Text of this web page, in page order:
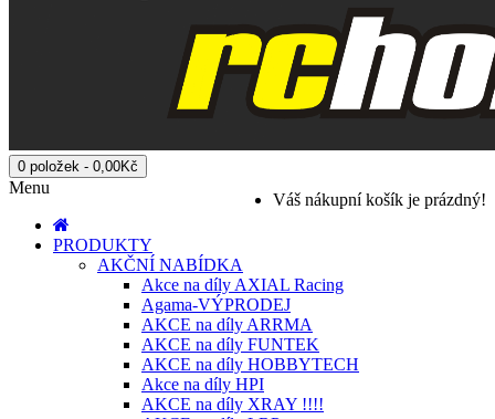
0 položek - 0,00Kč
Váš nákupní košík je prázdný!
Menu
PRODUKTY
AKČNÍ NABÍDKA
Akce na díly AXIAL Racing
Agama-VÝPRODEJ
AKCE na díly ARRMA
AKCE na díly FUNTEK
AKCE na díly HOBBYTECH
Akce na díly HPI
AKCE na díly XRAY !!!!